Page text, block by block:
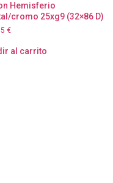
Hemisferio
cromo 25xg9 (32×86 D)
€
al carrito